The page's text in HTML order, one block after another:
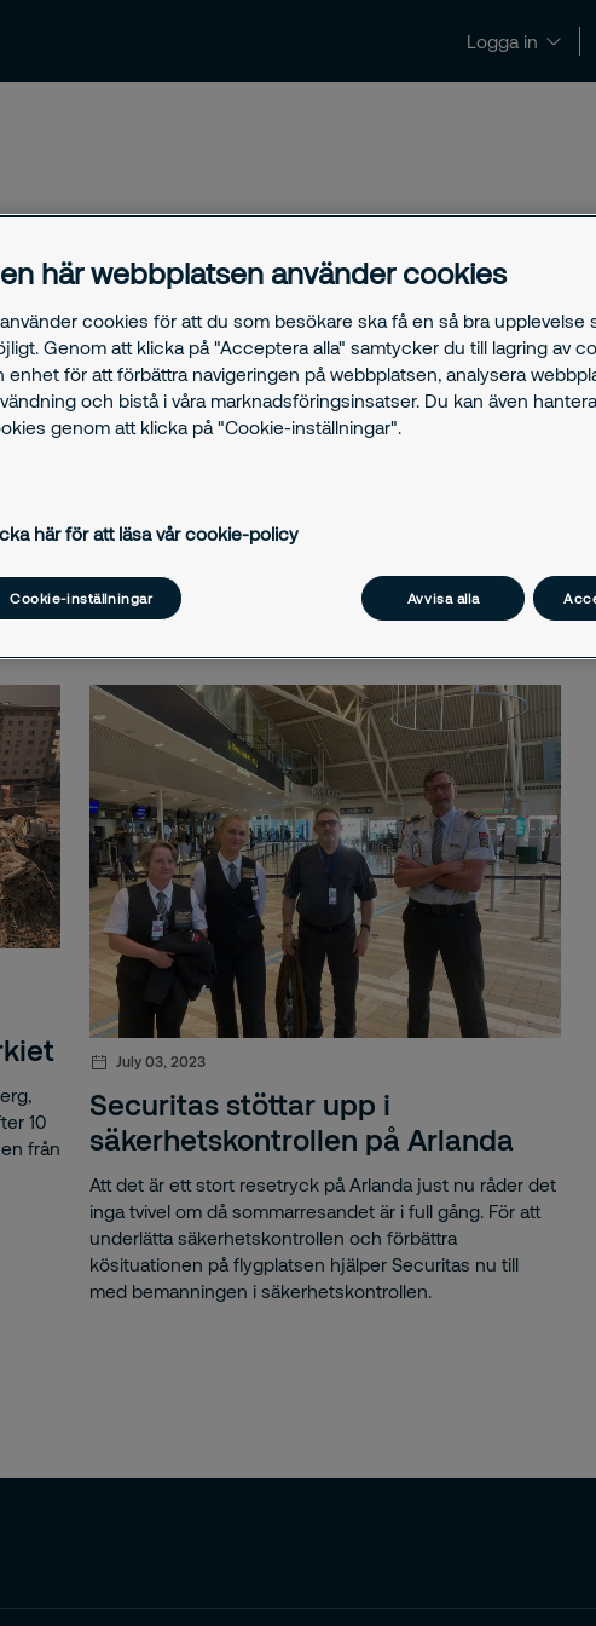
Logga in
Nyheter och insikter Kontakt och support
och Securitas svenska verksamhet
Vi tar emot alla pressärenden
press@securitas.se.
3 skilling banco gul
55 elefanter
A- och B-polis
AddSecure
Affärverken
Africa
Afrosvenskarnas riksförbund
Aftonbladet
Alcro Pro Center
Alligo Holdning
Anders Tegnell
Annika Sörenstam
Arkitektkopia
Sök
nyhetsarkiv
10
från
July 03, 2023
Securitas stöttar upp i
säkerhetskontrollen på Arlanda
Att det är ett stort resetryck på Arlanda just nu råder det
inga tvivel om då sommarresandet är i full gång. För att
underlätta säkerhetskontrollen och förbättra
kösituationen på flygplatsen hjälper Securitas nu till
med bemanningen i säkerhetskontrollen.
här webbplatsen använder cookies
cookies för att du som besökare ska få en så bra upplevelse
Genom att klicka på "Acceptera alla" samtycker du till lagring av
enhet för att förbättra navigeringen på webbplatsen, analysera
och bistå i våra marknadsföringsinsatser. Du kan även
genom att klicka på "Cookie-inställningar".
här för att läsa vår cookie-policy
Cookie-inställningar Avvisa alla